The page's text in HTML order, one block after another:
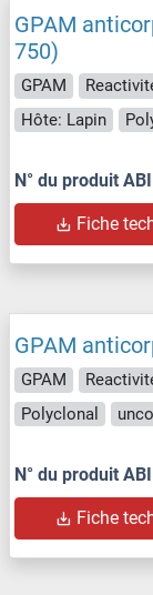
GPAM
750)
GPAM
Hôte: Lapin
N° du produit
Fiche
GPAM
GPAM
Polyclonal
N° du produit
Fiche